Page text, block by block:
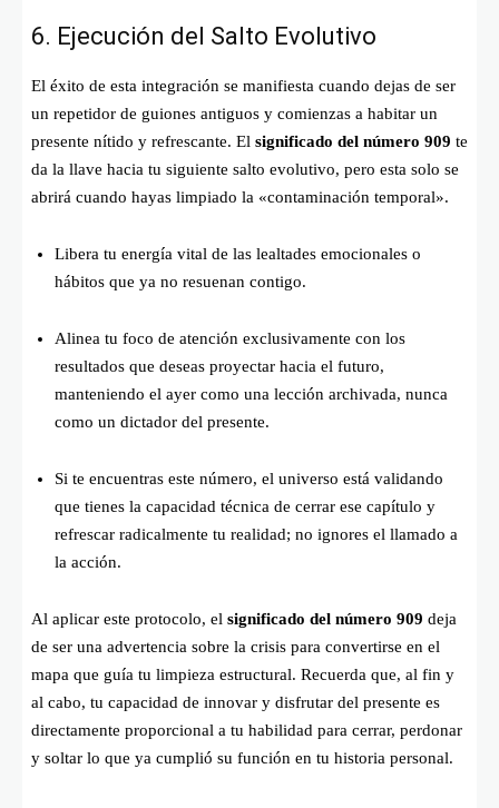
6. Ejecución del Salto Evolutivo
El éxito de esta integración se manifiesta cuando dejas de ser
un repetidor de guiones antiguos y comienzas a habitar un
presente nítido y refrescante. El significado del número 909 te
da la llave hacia tu siguiente salto evolutivo, pero esta solo se
abrirá cuando hayas limpiado la «contaminación temporal».
Libera tu energía vital de las lealtades emocionales o
hábitos que ya no resuenan contigo.
Alinea tu foco de atención exclusivamente con los
resultados que deseas proyectar hacia el futuro,
manteniendo el ayer como una lección archivada, nunca
como un dictador del presente.
Si te encuentras este número, el universo está validando
que tienes la capacidad técnica de cerrar ese capítulo y
refrescar radicalmente tu realidad; no ignores el llamado a
la acción.
Al aplicar este protocolo, el significado del número 909 deja
de ser una advertencia sobre la crisis para convertirse en el
mapa que guía tu limpieza estructural. Recuerda que, al fin y
al cabo, tu capacidad de innovar y disfrutar del presente es
directamente proporcional a tu habilidad para cerrar, perdonar
y soltar lo que ya cumplió su función en tu historia personal.